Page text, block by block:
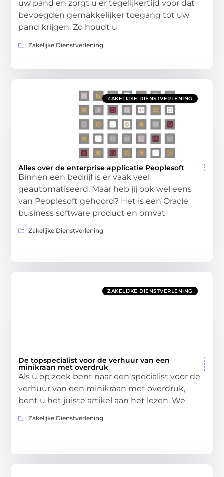
uw pand en zorgt u er tegelijkertijd voor dat
bevoegden gemakkelijker toegang tot uw
pand krijgen. Zo houdt u
Zakelijke Dienstverlening
ZAKELIJKE DIENSTVERLENING
Alles over de enterprise applicatie Peoplesoft
Binnen een bedrijf is er vaak veel
geautomatiseerd. Maar heb jij ook wel eens
van Peoplesoft gehoord? Het is een Oracle
business software product en omvat
Zakelijke Dienstverlening
ZAKELIJKE DIENSTVERLENING
De topspecialist voor de verhuur van een
minikraan met overdruk
Als u op zoek bent naar een specialist voor de
verhuur van een minikraan met overdruk,
bent u het juiste artikel aan het lezen. We
Zakelijke Dienstverlening